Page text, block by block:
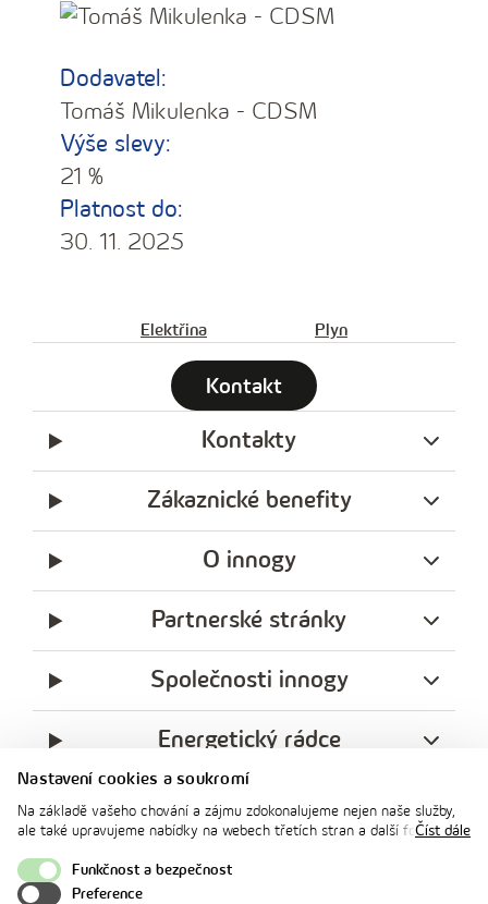
Nastavení cookies a soukromí
Na základě vašeho chování a zájmu zdokonalujeme nejen naše služby,
ale také upravujeme nabídky na webech třetích stran a další formy
souhlasu. Svoje nastavení můžete kdykoliv změnit v zápatí stránky v
„Nastavení soukromí". Více informací o tom, jak se soubory cookies a
Číst dále
Funkčnost a bezpečnost
Preference
Dodavatel:
Tomáš Mikulenka - CDSM
Výše slevy:
21 %
Platnost do:
30. 11. 2025
Elektřina Plyn
Kontakt
Kontakty
Zákaznické benefity
O innogy
Partnerské stránky
Společnosti innogy
Energetický rádce
Legislativa
Ochrana soukromí